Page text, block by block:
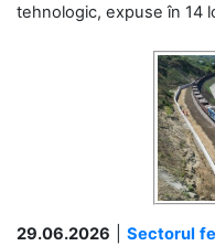
tehnologic, expuse în 14
29.06.2026
Sectorul